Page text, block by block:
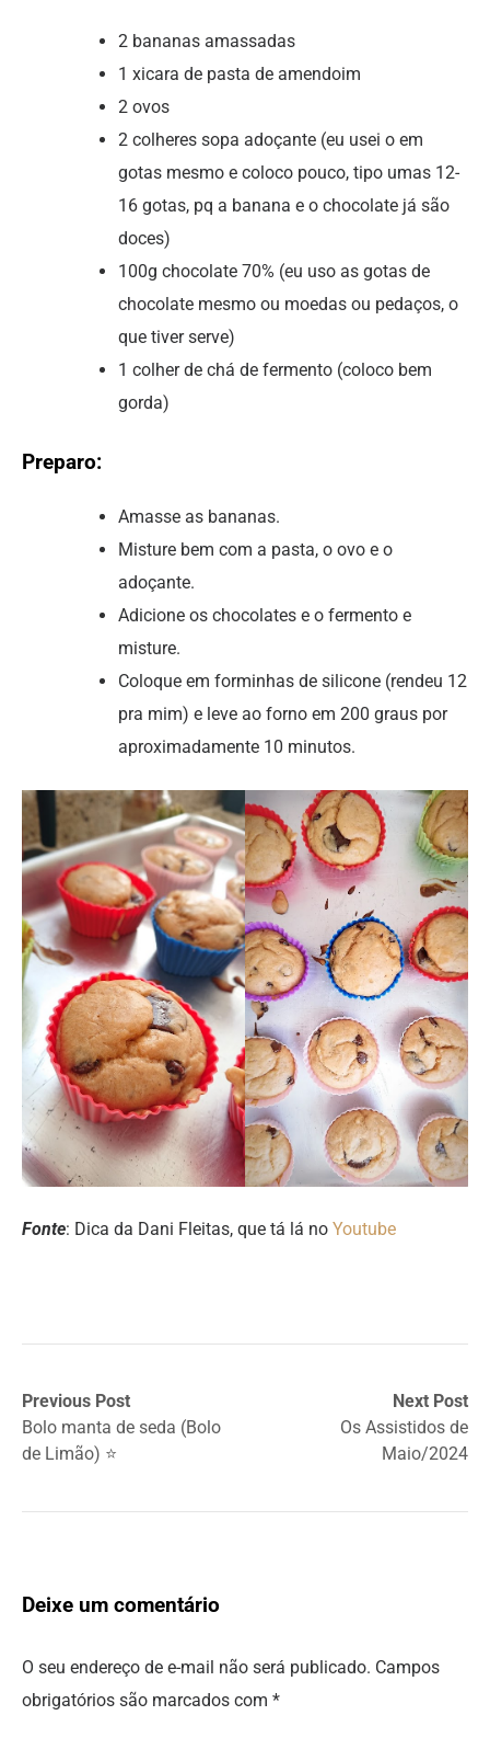
2 bananas amassadas
1 xicara de pasta de amendoim
2 ovos
2 colheres sopa adoçante (eu usei o em
gotas mesmo e coloco pouco, tipo umas 12-
16 gotas, pq a banana e o chocolate já são
doces)
100g chocolate 70% (eu uso as gotas de
chocolate mesmo ou moedas ou pedaços, o
que tiver serve)
1 colher de chá de fermento (coloco bem
gorda)
Preparo:
Amasse as bananas.
Misture bem com a pasta, o ovo e o
adoçante.
Adicione os chocolates e o fermento e
misture.
Coloque em forminhas de silicone (rendeu 12
pra mim) e leve ao forno em 200 graus por
aproximadamente 10 minutos.
Fonte: Dica da Dani Fleitas, que tá lá no Youtube
Previous Post
Bolo manta de seda (Bolo
de Limão) ⭐
Next Post
Os Assistidos de
Maio/2024
Deixe um comentário
O seu endereço de e-mail não será publicado. Campos
obrigatórios são marcados com *